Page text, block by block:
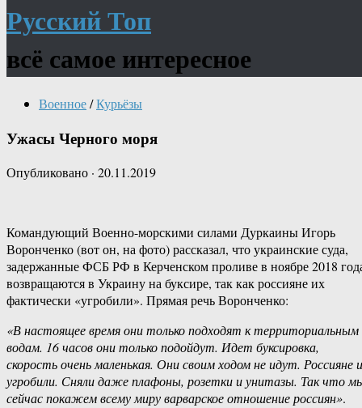
Русский Топ
всё самое интересное
Военное/Курьёзы
Ужасы Черного моря
Опубликовано · 20.11.2019
Командующий Военно-морскими силами Дуркаины Игорь
Воронченко (вот он, на фото) рассказал, что украинские суда,
задержанные ФСБ РФ в Керченском проливе в ноябре 2018
возвращаются в Украину на буксире, так как россияне их
фактически «угробили». Прямая речь Воронченко:
«В настоящее время они только подходят к территориальным
водам. 16 часов они только подойдут. Идет буксировка,
скорость очень маленькая. Они своим ходом не идут. Россияне
угробили. Сняли даже плафоны, розетки и унитазы. Так что
сейчас покажем всему миру варварское отношение россиян».